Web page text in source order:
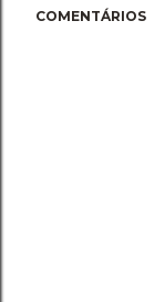
COMENTÁRIOS